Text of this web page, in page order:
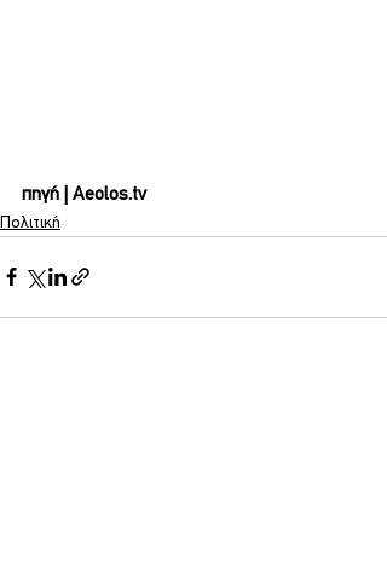
πηγή | Aeolos.tv
Πολιτική